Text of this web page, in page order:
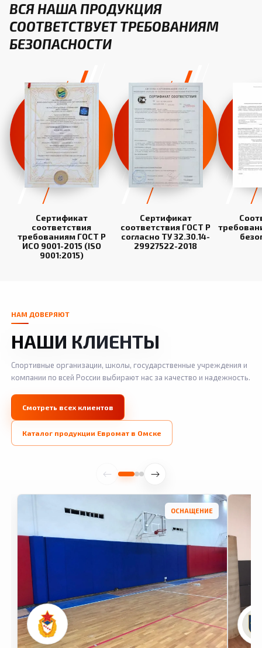
ВСЯ НАША ПРОДУКЦИЯ
СООТВЕТСТВУЕТ ТРЕБОВАНИЯМ
БЕЗОПАСНОСТИ
Сертификат
соответствия
требованиям ГОСТ Р
ИСО 9001-2015 (ISO
9001:2015)
Сертификат
соответствия ГОСТ Р
согласно ТУ 32.30.14-
29927522-2018
НАМ ДОВЕРЯЮТ
НАШИ КЛИЕНТЫ
Спортивные организации, школы, государственные учреждения и
компании по всей России выбирают нас за качество и надежность.
Смотреть всех клиентов
Каталог продукции Евромат в Омске
ОСНАЩЕНИЕ